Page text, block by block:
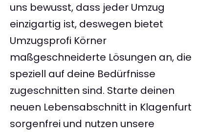
uns bewusst, dass jeder Umzug
einzigartig ist, deswegen bietet
Umzugsprofi Körner
maßgeschneiderte Lösungen an, die
speziell auf deine Bedürfnisse
zugeschnitten sind. Starte deinen
neuen Lebensabschnitt in Klagenfurt
sorgenfrei und nutzen unsere